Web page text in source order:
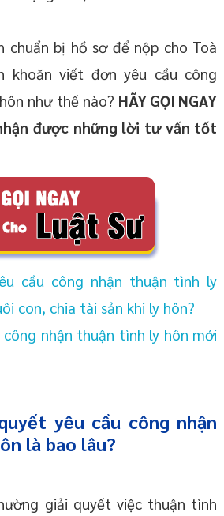
chuẩn bị hồ sơ để nộp cho Toà
khoăn viết đơn yêu cầu công
như thế nào? HÃY GỌI NGAY
được những lời tư vấn tốt
cầu công nhận thuận tình ly
con, chia tài sản khi ly hôn?
công nhận thuận tình ly hôn mới
yêu cầu công nhận
là bao lâu?
giải quyết việc thuận tình